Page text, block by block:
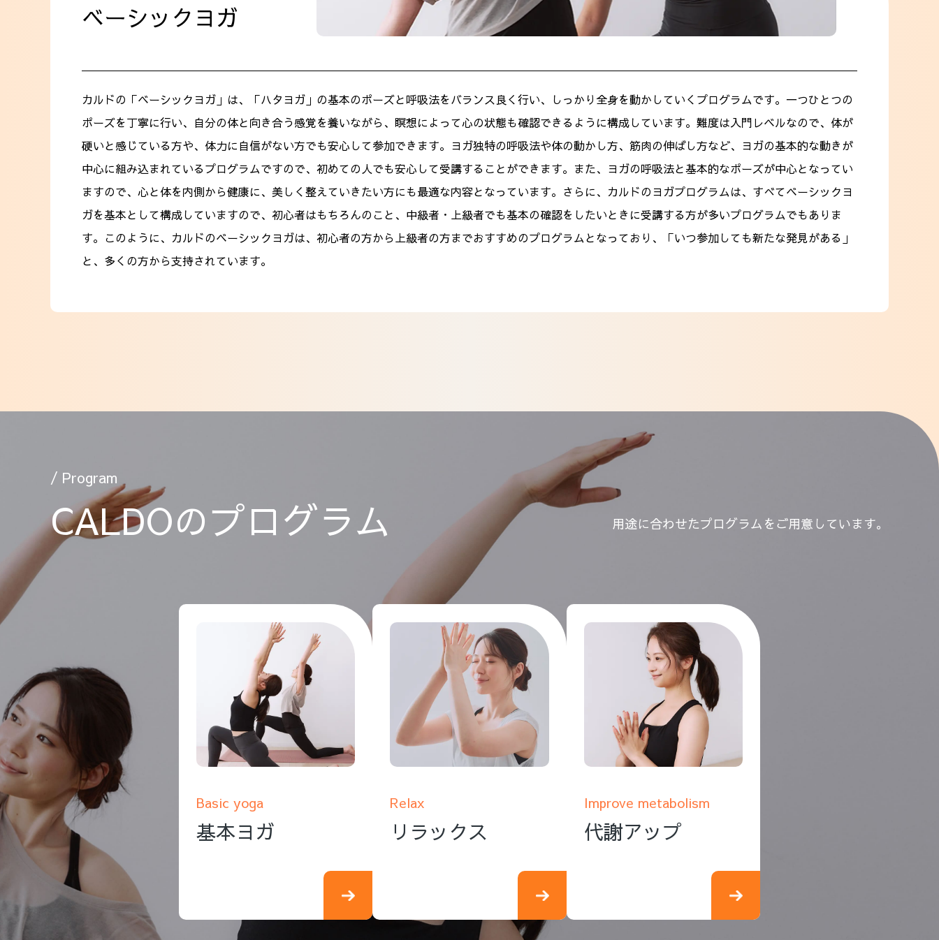
ベーシックヨガ
カルドの「ベーシックヨガ」は、「ハタヨガ」の基本のポーズと呼吸法をバランス良く行い、しっかり全身を動かしていくプログラムです。一つひとつの
ポーズを丁寧に行い、自分の体と向き合う感覚を養いながら、瞑想によって心の状態も確認できるように構成しています。難度は入門レベルなので、体が
硬いと感じている方や、体力に自信がない方でも安心して参加できます。ヨガ独特の呼吸法や体の動かし方、筋肉の伸ばし方など、ヨガの基本的な動きが
中心に組み込まれているプログラムですので、初めての人でも安心して受講することができます。また、ヨガの呼吸法と基本的なポーズが中心となってい
ますので、心と体を内側から健康に、美しく整えていきたい方にも最適な内容となっています。さらに、カルドのヨガプログラムは、すべてベーシックヨ
ガを基本として構成していますので、初心者はもちろんのこと、中級者・上級者でも基本の確認をしたいときに受講する方が多いプログラムでもありま
す。このように、カルドのベーシックヨガは、初心者の方から上級者の方までおすすめのプログラムとなっており、「いつ参加しても新たな発見がある」
と、多くの方から支持されています。
/ Program
CALDOのプログラム 用途に合わせたプログラムをご用意しています。
Basic yoga
基本ヨガ
Relax
リラックス
Improve metabolism
代謝アップ